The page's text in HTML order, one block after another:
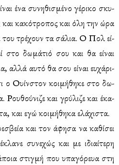
ένα συ­νη­θι­σμέ­νο γέ­ρι­κο σκυ­
και κα­κό­τρο­πος και όλη την ώρα
του τρέ­χουν τα σά­λια. Ο Πολ εί­
στο δω­μά­τιό σου και θα εί­ναι
αλ­λά αυ­τό θα σου εί­ναι ευ­χά­ρι­
ο Ουίν­στον κοι­μή­θη­κε στο δω­
και γρύ­λι­ζε και έκα­
και εγώ κοι­μή­θη­κα ελά­χι­στα.
και τον άφη­σα να κα­θί­σει
συ­νε­χώς και με ιδιαί­τε­ρη
στιγ­μή που υπα­γό­ρευα στη